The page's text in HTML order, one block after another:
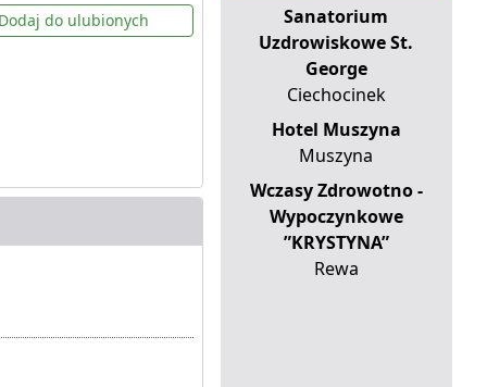
Dodaj do ulubionych
Sanatorium
Uzdrowiskowe St.
George
Ciechocinek
Hotel Muszyna
Muszyna
Wczasy Zdrowotno -
Wypoczynkowe
”KRYSTYNA”
Rewa